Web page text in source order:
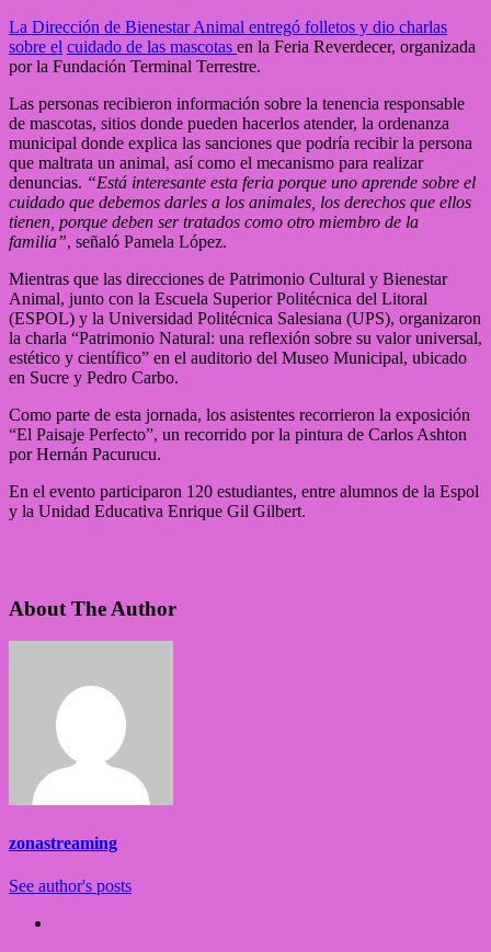
La Dirección de Bienestar Animal entregó folletos y dio charlas
sobre el cuidado de las mascotas en la Feria Reverdecer, organizada
por la Fundación Terminal Terrestre.
Las personas recibieron información sobre la tenencia responsable
de mascotas, sitios donde pueden hacerlos atender, la ordenanza
municipal donde explica las sanciones que podría recibir la persona
que maltrata un animal, así como el mecanismo para realizar
denuncias. “Está interesante esta feria porque uno aprende sobre el
cuidado que debemos darles a los animales, los derechos que ellos
tienen, porque deben ser tratados como otro miembro de la
familia”, señaló Pamela López.
Mientras que las direcciones de Patrimonio Cultural y Bienestar
Animal, junto con la Escuela Superior Politécnica del Litoral
(ESPOL) y la Universidad Politécnica Salesiana (UPS), organizaron
la charla “Patrimonio Natural: una reflexión sobre su valor universal,
estético y científico” en el auditorio del Museo Municipal, ubicado
en Sucre y Pedro Carbo.
Como parte de esta jornada, los asistentes recorrieron la exposición
“El Paisaje Perfecto”, un recorrido por la pintura de Carlos Ashton
por Hernán Pacurucu.
En el evento participaron 120 estudiantes, entre alumnos de la Espol
y la Unidad Educativa Enrique Gil Gilbert.
About The Author
zonastreaming
See author's posts